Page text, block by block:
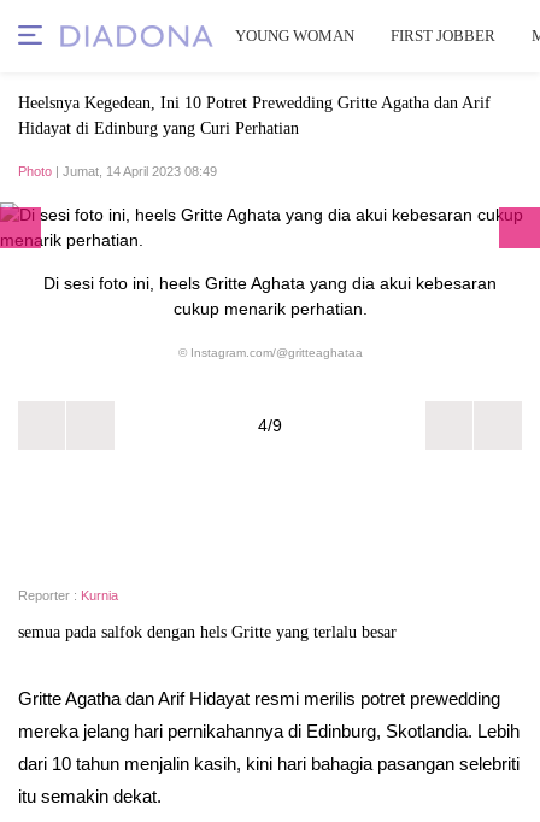
YOUNG WOMAN FIRST JOBBER
Heelsnya Kegedean, Ini 10 Potret Prewedding Gritte Agatha dan Arif
Hidayat di Edinburg yang Curi Perhatian
Photo | Jumat, 14 April 2023 08:49
Di sesi foto ini, heels Gritte Aghata yang dia akui kebesaran
cukup menarik perhatian.
© Instagram.com/@gritteaghataa
4/9
Reporter : Kurnia
semua pada salfok dengan hels Gritte yang terlalu besar
Gritte Agatha dan Arif Hidayat resmi merilis potret prewedding
mereka jelang hari pernikahannya di Edinburg, Skotlandia. Lebih
dari 10 tahun menjalin kasih, kini hari bahagia pasangan selebriti
itu semakin dekat.